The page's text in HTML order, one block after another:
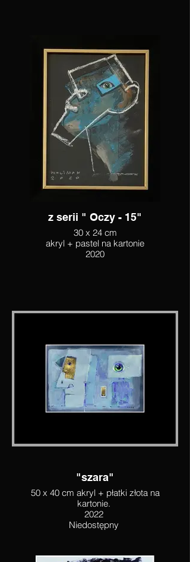
z serii " Oczy - 15"
30 x 24 cm
akryl + pastel na kartonie
2020
"szara"
50 x 40 cm akryl + płatki złota na
kartonie.
2022
Niedostępny